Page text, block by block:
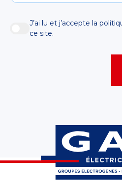
J’ai lu et j’accepte la
ce site.